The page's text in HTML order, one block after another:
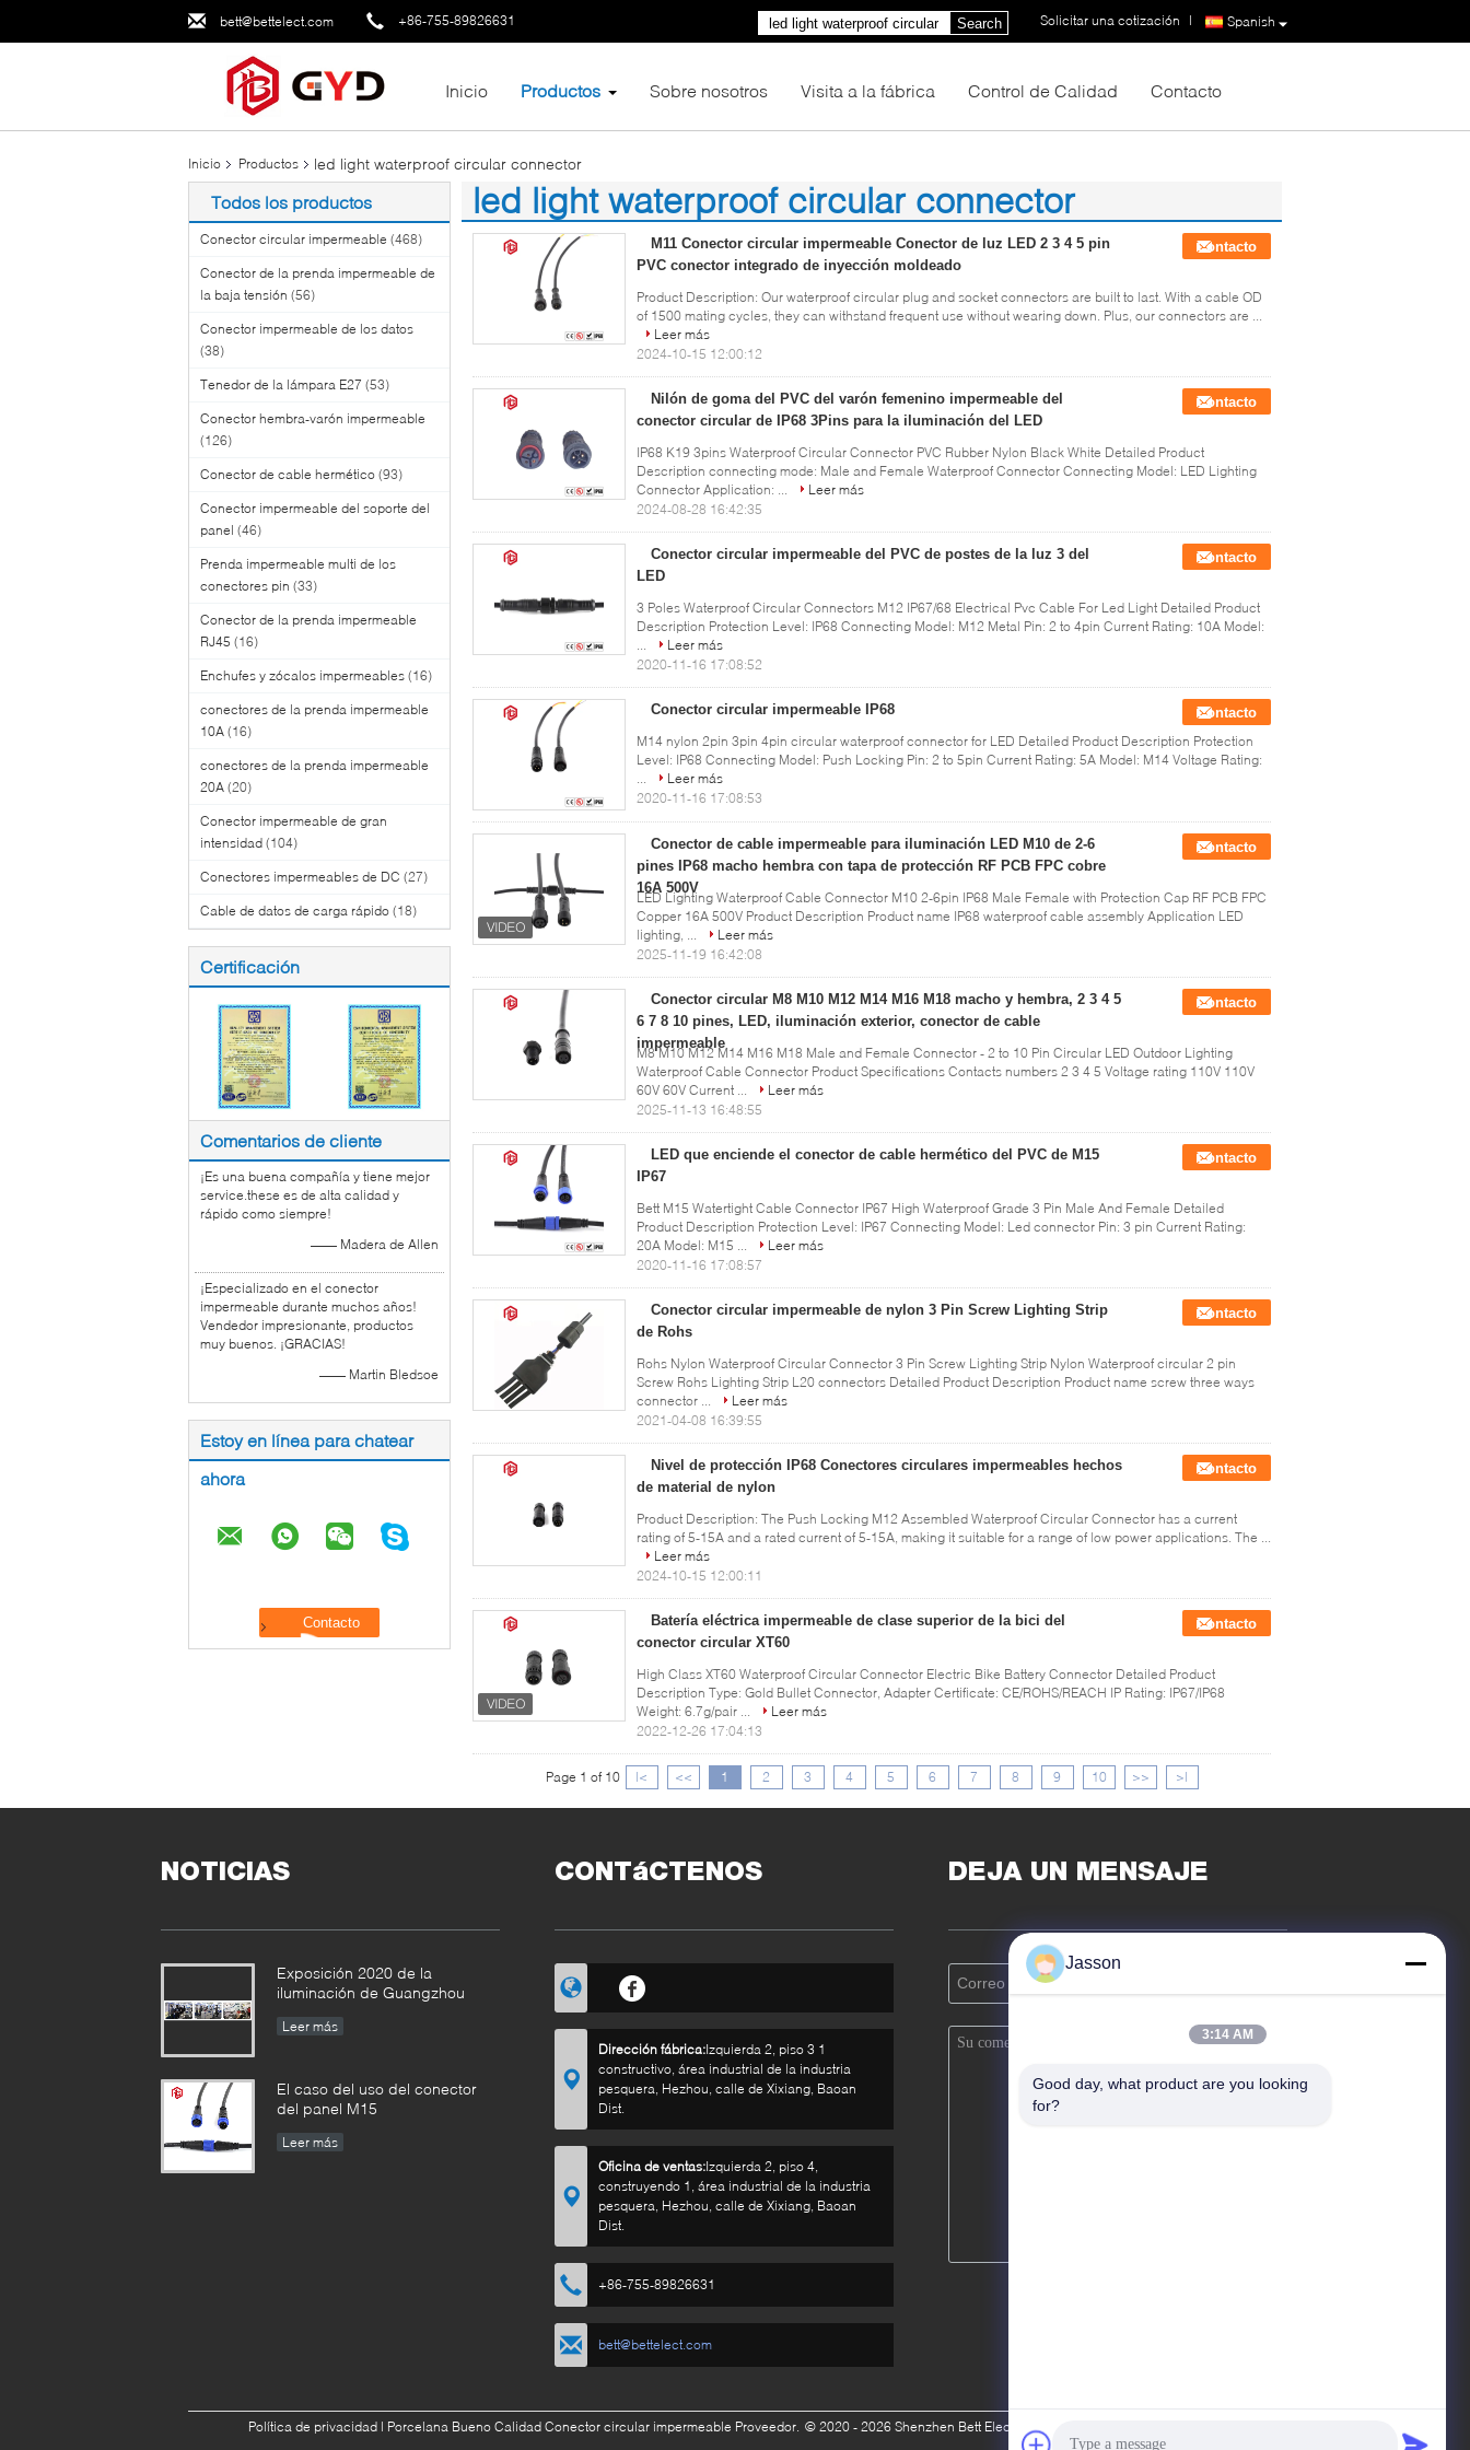
bett@bettelect.com +86-755-89826631 Spanish
Solicitar una cotización |
Search
Inicio Productos Sobre nosotros Visita a la fábrica Control de Calidad Contacto
Inicio Productos led light waterproof circular connector
Todos los productos
Conector circular impermeable (468)
Conector de la prenda impermeable de
la baja tensión (56)
Conector impermeable de los datos
(38)
Tenedor de la lámpara E27 (53)
Conector hembra-varón impermeable
(126)
Conector de cable hermético (93)
Conector impermeable del soporte del
panel (46)
Prenda impermeable multi de los
conectores pin (33)
Conector de la prenda impermeable
RJ45 (16)
Enchufes y zócalos impermeables (16)
conectores de la prenda impermeable
10A (16)
conectores de la prenda impermeable
20A (20)
Conector impermeable de gran
intensidad (104)
Conectores impermeables de DC (27)
Cable de datos de carga rápido (18)
Certificación
Comentarios de cliente
¡Es una buena compañía y tiene mejor
service.these es de alta calidad y
rápido como siempre!
—— Madera de Allen
¡Especializado en el conector
impermeable durante muchos años!
Vendedor impresionante, productos
muy buenos. ¡GRACIAS!
—— Martin Bledsoe
Estoy en línea para chatear
ahora
led light waterproof circular connector
(100)
M11 Conector circular impermeable Conector de luz LED 2 3 4 5 pin
PVC conector integrado de inyección moldeado
Contacto
Product Description: Our waterproof circular plug and socket connectors are built to last. With a cable OD
of 1500 mating cycles, they can withstand frequent use without wearing down. Plus, our connectors are ...
Leer más
2024-10-15 12:00:12
Nilón de goma del PVC del varón femenino impermeable del
conector circular de IP68 3Pins para la iluminación del LED
Contacto
IP68 K19 3pins Waterproof Circular Connector PVC Rubber Nylon Black White Detailed Product
Description connecting mode: Male and Female Waterproof Connector Connecting Model: LED Lighting
Connector Application: ...
Leer más
2024-08-28 16:42:35
Conector circular impermeable del PVC de postes de la luz 3 del
LED
Contacto
3 Poles Waterproof Circular Connectors M12 IP67/68 Electrical Pvc Cable For Led Light Detailed Product
Description Protection Level: IP68 Connecting Model: M12 Metal Pin: 2 to 4pin Current Rating: 10A Model:
Leer más
2020-11-16 17:08:52
Conector circular impermeable IP68
Contacto
M14 nylon 2pin 3pin 4pin circular waterproof connector for LED Detailed Product Description Protection
Level: IP68 Connecting Model: Push Locking Pin: 2 to 5pin Current Rating: 5A Model: M14 Voltage Rating:
Leer más
2020-11-16 17:08:53
Conector de cable impermeable para iluminación LED M10 de 2-6
pines IP68 macho hembra con tapa de protección RF PCB FPC cobre
16A 500V
Contacto
LED Lighting Waterproof Cable Connector M10 2-6pin IP68 Male Female with Protection Cap RF PCB FPC
Copper 16A 500V Product Description Product name IP68 waterproof cable assembly Application LED
lighting, ...
Leer más
2025-11-19 16:42:08
Conector circular M8 M10 M12 M14 M16 M18 macho y hembra, 2 3 4 5
6 7 8 10 pines, LED, iluminación exterior, conector de cable
impermeable
Contacto
M8 M10 M12 M14 M16 M18 Male and Female Connector - 2 to 10 Pin Circular LED Outdoor Lighting
Waterproof Cable Connector Product Specifications Contacts numbers 2 3 4 5 Voltage rating 110V 110V
60V 60V Current ...
Leer más
2025-11-13 16:48:55
LED que enciende el conector de cable hermético del PVC de M15
IP67
Contacto
Bett M15 Watertight Cable Connector IP67 High Waterproof Grade 3 Pin Male And Female Detailed
Product Description Protection Level: IP67 Connecting Model: Led connector Pin: 3 pin Current Rating:
20A Model: M15 ...
Leer más
2020-11-16 17:08:57
Conector circular impermeable de nylon 3 Pin Screw Lighting Strip
de Rohs
Contacto
Rohs Nylon Waterproof Circular Connector 3 Pin Screw Lighting Strip Nylon Waterproof circular 2 pin
Screw Rohs Lighting Strip L20 connectors Detailed Product Description Product name screw three ways
connector ...
Leer más
2021-04-08 16:39:55
Nivel de protección IP68 Conectores circulares impermeables hechos
de material de nylon
Contacto
Product Description: The Push Locking M12 Assembled Waterproof Circular Connector has a current
rating of 5-15A and a rated current of 5-15A, making it suitable for a range of low power applications. The ...
Leer más
2024-10-15 12:00:11
Batería eléctrica impermeable de clase superior de la bici del
conector circular XT60
Contacto
High Class XT60 Waterproof Circular Connector Electric Bike Battery Connector Detailed Product
Description Type: Gold Bullet Connector, Adapter Certificate: CE/ROHS/REACH IP Rating: IP67/IP68
Weight: 6.7g/pair ...
Leer más
2022-12-26 17:04:13
Page 1 of 10 |< << 1 2 3 4 5 6 7 8 9 10 >> >|
NOTICIAS
Exposición 2020 de la
iluminación de Guangzhou
Leer más
El caso del uso del conector
del panel M15
Leer más
CONTáCTENOS
Dirección fábrica:Izquierda 2, piso 3 1
constructivo, área industrial de la industria
pesquera, Hezhou, calle de Xixiang, Baoan
Dist.
Oficina de ventas:Izquierda 2, piso 4,
construyendo 1, área industrial de la industria
pesquera, Hezhou, calle de Xixiang, Baoan
Dist.
+86-755-89826631
bett@bettelect.com
DEJA UN MENSAJE
Política de privacidad| Porcelana Bueno Calidad Conector circular impermeable Proveedor. © 2020 - 2026 Shenzhen Bett Electronic Co., Ltd.. All Rights Reserved.
Jasson
3:14 AM
Good day, what product are you looking
for?